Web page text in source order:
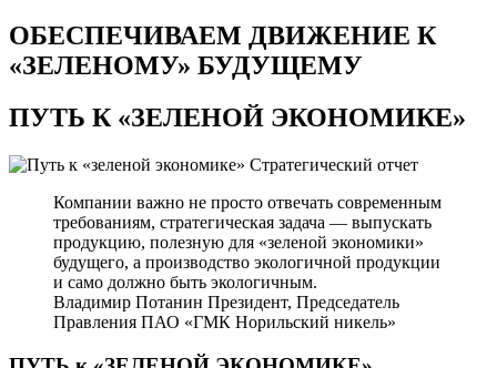
ОБЕСПЕЧИВАЕМ ДВИЖЕНИЕ К
«ЗЕЛЕНОМУ» БУДУЩЕМУ
ПУТЬ К«ЗЕЛЕНОЙ ЭКОНОМИКЕ»
Стратегический отчет
Компании важно не просто отвечать современным
требованиям, стратегическая задача — выпускать
продукцию, полезную для «зеленой экономики»
будущего, а производство экологичной продукции
и само должно быть экологичным.
Владимир Потанин Президент, Председатель
Правления ПАО «ГМК Норильский никель»